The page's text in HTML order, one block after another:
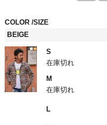
COLOR SIZE
BEIGE
S
在庫切れ
M
在庫切れ
L